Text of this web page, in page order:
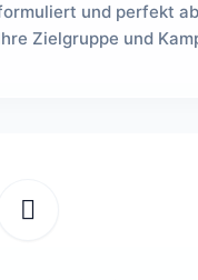
und perfekt
Zielgruppe und